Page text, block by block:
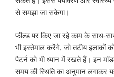
से समझा जा सकेगा।
फील्ड पर किए जा रहे काम के साथ-
भी इस्तेमाल करेंगे, जो तटीय इलाकों
पैटर्न को भी ध्यान में रखते हैं। इन
समय की स्थिति का अनुमान